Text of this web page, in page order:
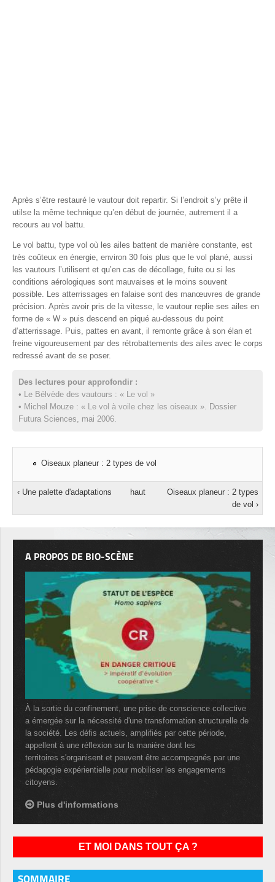
Après s’être restauré le vautour doit repartir. Si l’endroit s’y prête il
utilse la même technique qu’en début de journée, autrement il a
recours au vol battu.
Le vol battu, type vol où les ailes battent de manière constante, est
très coûteux en énergie, environ 30 fois plus que le vol plané, aussi
les vautours l’utilisent et qu’en cas de décollage, fuite ou si les
conditions aérologiques sont mauvaises et le moins souvent
possible. Les atterrissages en falaise sont des manœuvres de grande
précision. Après avoir pris de la vitesse, le vautour replie ses ailes en
forme de « W » puis descend en piqué au-dessous du point
d’atterrissage. Puis, pattes en avant, il remonte grâce à son élan et
freine vigoureusement par des rétrobattements des ailes avec le corps
redressé avant de se poser.
Des lectures pour approfondir :
• Le Bélvède des vautours : «
Le vol »
• Michel Mouze : «
Le vol à voile chez les oiseaux ». Dossier
Futura Sciences, mai 2006.
Oiseaux planeur : 2 types de vol
‹ Une palette d'adaptations haut
Oiseaux planeur : 2 types
de vol ›
A PROPOS DE BIO-SCÈNE
À la sortie du confinement, une prise de conscience collective
a émergée sur la nécessité d'une transformation structurelle de
la société. Les défis actuels, amplifiés par cette période,
appellent à une réflexion sur la manière dont les
territoires s'organisent et peuvent être accompagnés par une
pédagogie expérientielle pour mobiliser les engagements
citoyens.
Plus d'informations
ET MOI DANS TOUT ÇA ?